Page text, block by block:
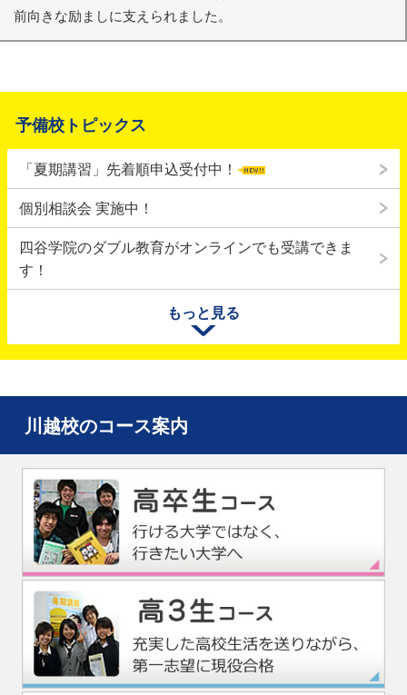
前向きな励ましに支えられました。
予備校トピックス
「夏期講習」先着順申込受付中！
個別相談会 実施中！
四谷学院のダブル教育がオンラインでも受講できま
す！
の方々に心からお見舞い申し上げます。皆様の安全と、一日
も早い復旧・復興をお祈りいたします。
個別相談会実施中！
2026年度 大学入学共通テスト特集
保護者体験談が増えました！
四谷学院マンガ公開中！
パンフレット資料請求受付中！
もっと見る
川越校のコース案内